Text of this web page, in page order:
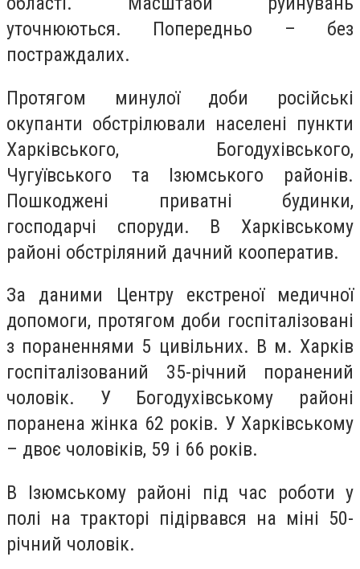
уточнюються. Попередньо – без
постраждалих.
Протягом минулої доби російські
окупанти обстрілювали населені пункти
Харківського, Богодухівського,
Чугуївського та Ізюмського районів.
Пошкоджені приватні будинки,
господарчі споруди. В Харківському
районі обстріляний дачний кооператив.
За даними Центру екстреної медичної
допомоги, протягом доби госпіталізовані
з пораненнями 5 цивільних. В м. Харків
госпіталізований 35-річний поранений
чоловік. У Богодухівському районі
поранена жінка 62 років. У Харківському
– двоє чоловіків, 59 і 66 років.
В Ізюмському районі під час роботи у
полі на тракторі підірвався на міні 50-
річний чоловік.